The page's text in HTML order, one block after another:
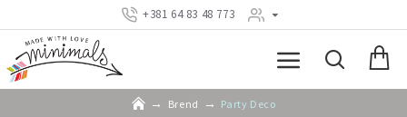
+381 64 83 48 773
Brend Party Deco